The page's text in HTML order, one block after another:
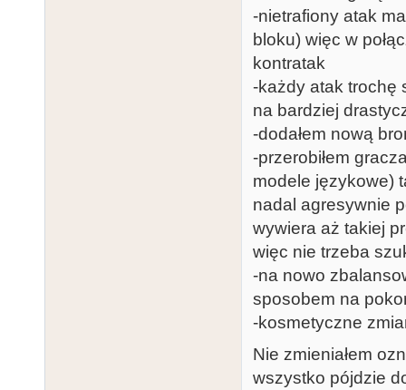
-nietrafiony atak
bloku) więc w
kontratak
-każdy atak trochę
na bardziej
-dodałem nową
-przerobiłem
modele językowe)
nadal agresywnie
wywiera aż takiej
więc nie trzeba
-na nowo
sposobem na
-kosmetyczne
Nie zmieniałem
wszystko pójdzie